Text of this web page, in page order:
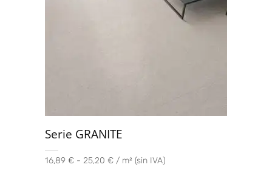
Serie GRANITE
16,89 € - 25,20 € / m² (sin IVA)